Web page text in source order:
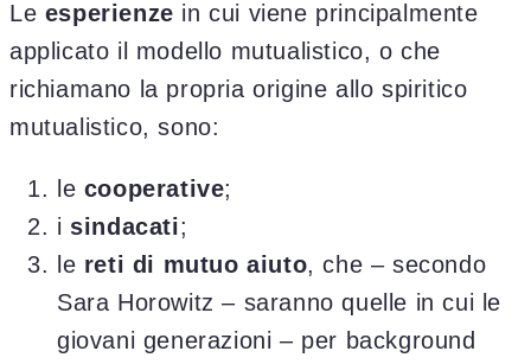
Le esperienze in cui viene principalmente
applicato il modello mutualistico, o che
richiamano la propria origine allo spiritico
mutualistico, sono:
le cooperative;
i sindacati;
le reti di mutuo aiuto, che – secondo
Sara Horowitz – saranno quelle in cui le
giovani generazioni – per background